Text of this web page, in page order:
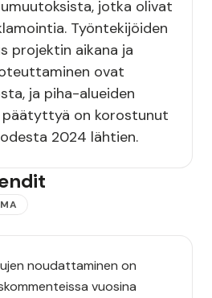
jotka olivat
Työntekijöiden
projektin aikana ja
ovat
ja piha-alueiden
on korostunut
2024 lähtien.
noudattaminen on
vuosina